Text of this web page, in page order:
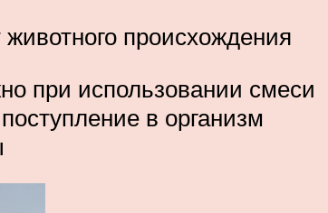
происхождения
при использовании смеси
в организм